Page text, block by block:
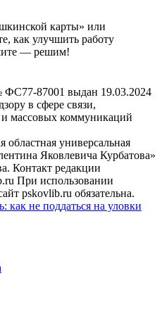
карты» или
как улучшить работу
— решим!
87001 выдан 19.03.2024
в сфере связи,
массовых коммуникаций
универсальная
Яковлевича Курбатова»
Контакт редакции
При использовании
pskovlib.ru обязательна.
как не поддаться на уловки